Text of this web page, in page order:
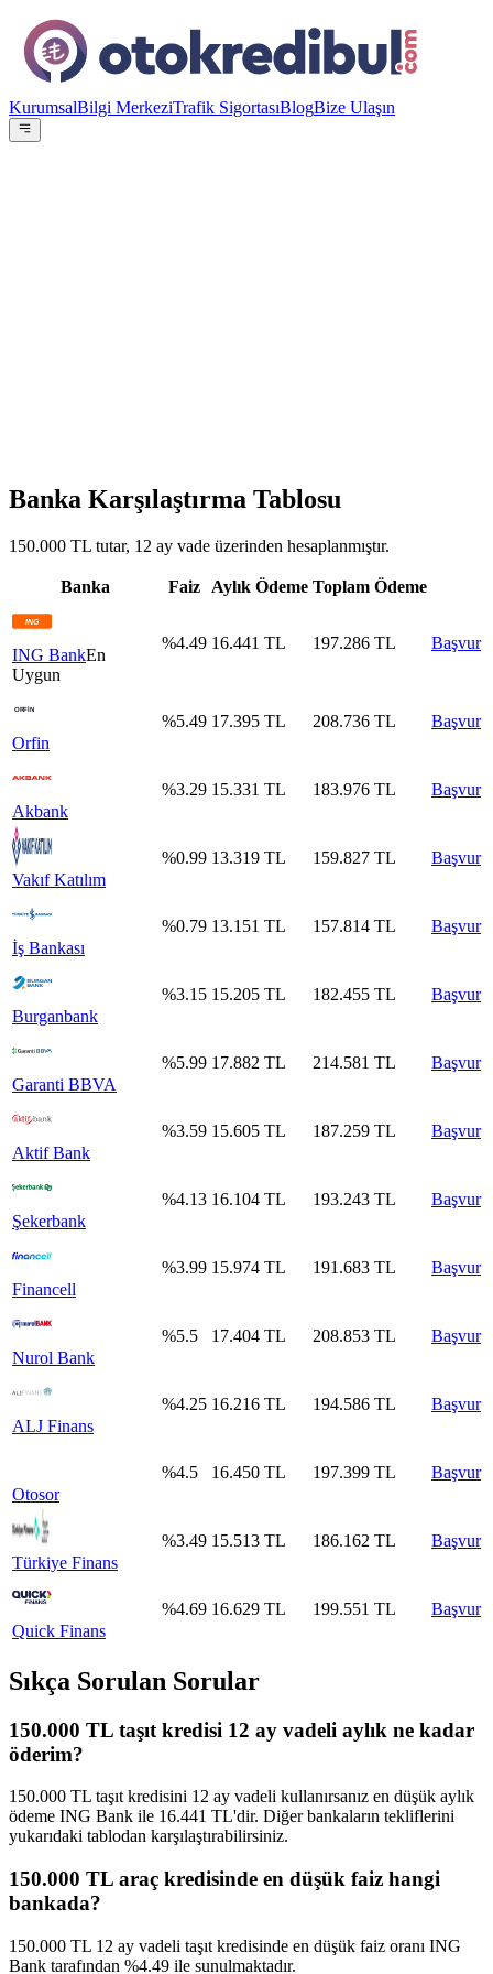
KurumsalBilgi MerkeziTrafik SigortasıBlogBize Ulaşın
Banka Karşılaştırma Tablosu
150.000 TL tutar, 12 ay vade üzerinden hesaplanmıştır.
Banka Faiz Aylık Ödeme Toplam Ödeme
ING BankEn
Uygun
%4.49 16.441 TL 197.286 TL Başvur
Orfin
%5.49 17.395 TL 208.736 TL Başvur
Akbank
%3.29 15.331 TL 183.976 TL Başvur
Vakıf Katılım
%0.99 13.319 TL 159.827 TL Başvur
İş Bankası
%0.79 13.151 TL 157.814 TL Başvur
Burganbank
%3.15 15.205 TL 182.455 TL Başvur
Garanti BBVA
%5.99 17.882 TL 214.581 TL Başvur
Aktif Bank
%3.59 15.605 TL 187.259 TL Başvur
Şekerbank
%4.13 16.104 TL 193.243 TL Başvur
Financell
%3.99 15.974 TL 191.683 TL Başvur
Nurol Bank
%5.5 17.404 TL 208.853 TL Başvur
ALJ Finans
%4.25 16.216 TL 194.586 TL Başvur
Otosor
%4.5 16.450 TL 197.399 TL Başvur
Türkiye Finans
%3.49 15.513 TL 186.162 TL Başvur
Quick Finans
%4.69 16.629 TL 199.551 TL Başvur
Sıkça Sorulan Sorular
150.000 TL taşıt kredisi 12 ay vadeli aylık ne kadar
öderim?
150.000 TL taşıt kredisini 12 ay vadeli kullanırsanız en düşük aylık
ödeme ING Bank ile 16.441 TL'dir. Diğer bankaların tekliflerini
yukarıdaki tablodan karşılaştırabilirsiniz.
150.000 TL araç kredisinde en düşük faiz hangi
bankada?
150.000 TL 12 ay vadeli taşıt kredisinde en düşük faiz oranı ING
Bank tarafından %4.49 ile sunulmaktadır.